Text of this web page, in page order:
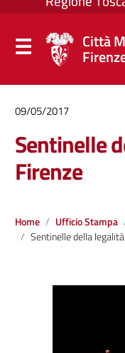
Città
09/05/2017
Sentinelle
Firenze
Home Ufficio Stampa
Sentinelle della legalità a